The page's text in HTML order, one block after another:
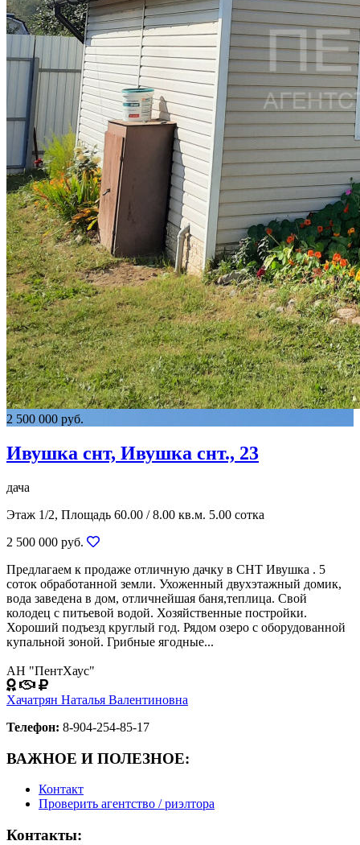
2 500 000 руб.
Ивушка снт, Ивушка снт., 23
дача
Этаж 1/2, Площадь 60.00 / 8.00 кв.м. 5.00 сотка
2 500 000 руб.
Предлагаем к продаже отличную дачку в СНТ Ивушка . 5
соток обработанной земли. Ухоженный двухэтажный домик,
вода заведена в дом, отличнейшая баня,теплица. Свой
колодец с питьевой водой. Хозяйственные постройки.
Хороший подъезд круглый год. Рядом озеро с оборудованной
купальной зоной. Грибные ягодные...
АН "ПентХаус"
Хачатрян Наталья Валентиновна
Телефон: 8-904-254-85-17
ВАЖНОЕ И ПОЛЕЗНОЕ:
Контакт
Проверить агентство / риэлтора
Контакты: